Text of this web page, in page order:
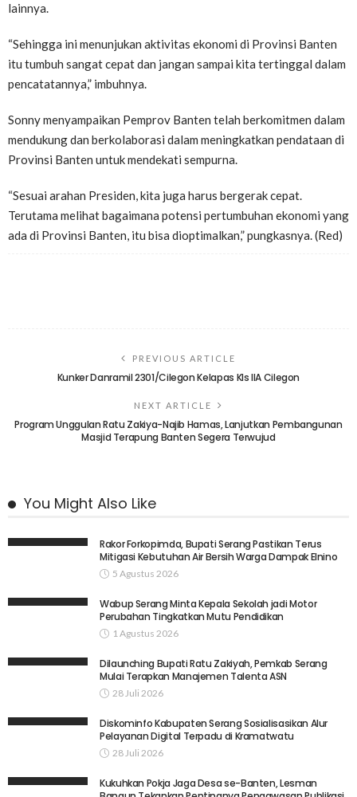
lainnya.
“Sehingga ini menunjukan aktivitas ekonomi di Provinsi Banten
itu tumbuh sangat cepat dan jangan sampai kita tertinggal dalam
pencatatannya,” imbuhnya.
Sonny menyampaikan Pemprov Banten telah berkomitmen dalam
mendukung dan berkolaborasi dalam meningkatkan pendataan di
Provinsi Banten untuk mendekati sempurna.
“Sesuai arahan Presiden, kita juga harus bergerak cepat.
Terutama melihat bagaimana potensi pertumbuhan ekonomi yang
ada di Provinsi Banten, itu bisa dioptimalkan,” pungkasnya. (Red)
PREVIOUS ARTICLE
Kunker Danramil 2301/Cilegon Kelapas Kls llA Cilegon
NEXT ARTICLE
Program Unggulan Ratu Zakiya-Najib Hamas, Lanjutkan Pembangunan
Masjid Terapung Banten Segera Terwujud
You Might Also Like
Rakor Forkopimda, Bupati Serang Pastikan Terus
Mitigasi Kebutuhan Air Bersih Warga Dampak Elnino
5 Agustus 2026
Wabup Serang Minta Kepala Sekolah jadi Motor
Perubahan Tingkatkan Mutu Pendidikan
1 Agustus 2026
Dilaunching Bupati Ratu Zakiyah, Pemkab Serang
Mulai Terapkan Manajemen Talenta ASN
28 Juli 2026
Diskominfo Kabupaten Serang Sosialisasikan Alur
Pelayanan Digital Terpadu di Kramatwatu
28 Juli 2026
Kukuhkan Pokja Jaga Desa se-Banten, Lesman